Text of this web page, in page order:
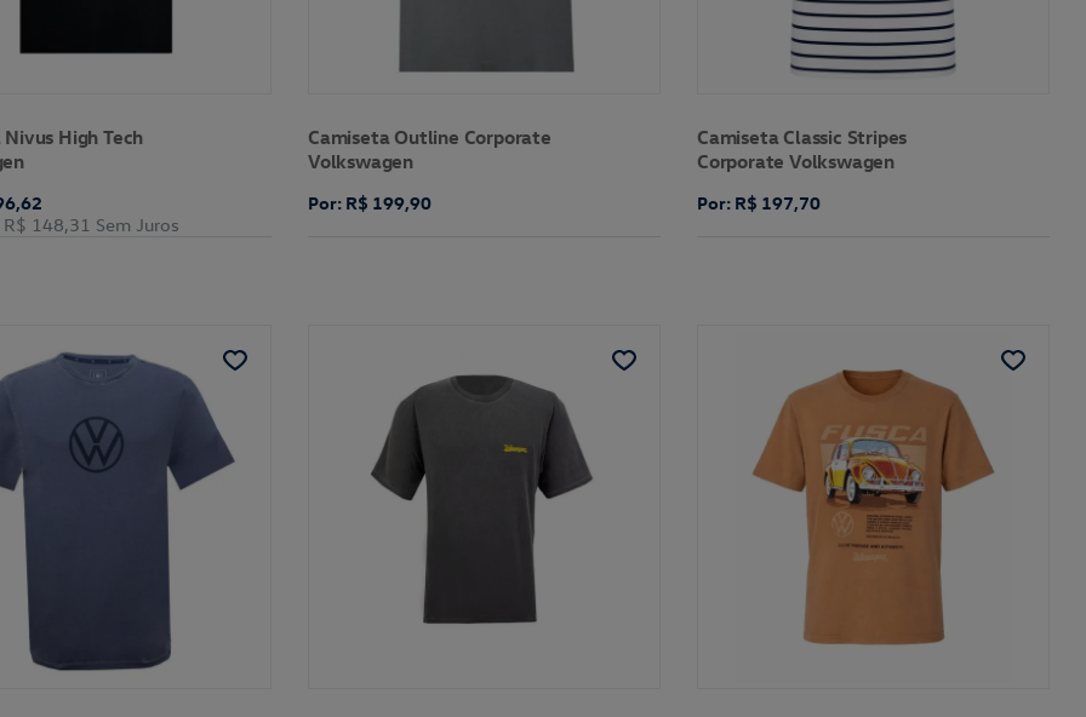
High Tech
R$ 148,31 Sem Juros
Camiseta Outline Corporate
Volkswagen
Por: R$ 199,90
Camiseta Classic Stripes
Corporate Volkswagen
Por: R$ 197,70